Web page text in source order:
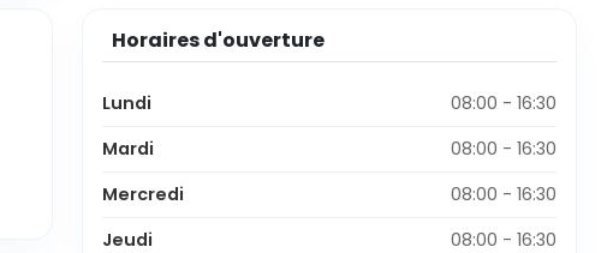
Horaires d'ouverture
Lundi
08:00 - 16:30
Mardi
08:00 - 16:30
Mercredi
08:00 - 16:30
Jeudi
08:00 - 16:30